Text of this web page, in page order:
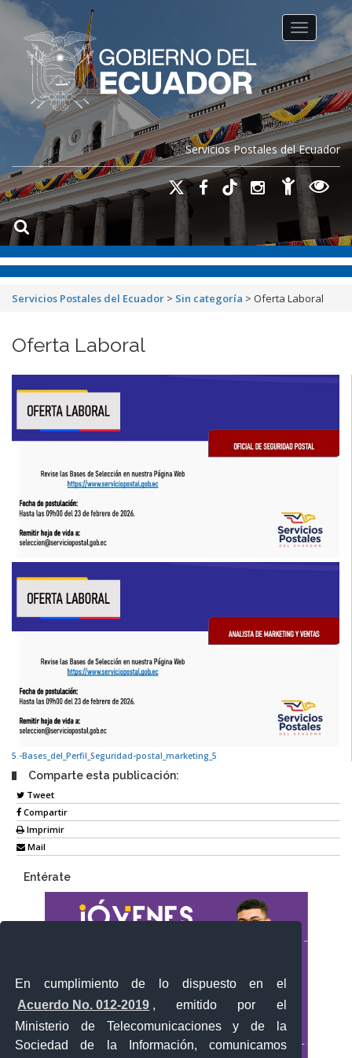
En cumplimiento de lo dispuesto en el
Acuerdo No. 012-2019 , emitido por el
Ministerio de Telecomunicaciones y de la
Sociedad de la Información, comunicamos
Servicios Postales del Ecuador
Toggle
Servicios Postales del Ecuador > Sin categoría > Oferta Laboral
Oferta Laboral
5.-Bases_del_Perfil_Seguridad-postal_marketing_5
Comparte esta publicación:
Tweet
Compartir
Imprimir
Mail
Entérate